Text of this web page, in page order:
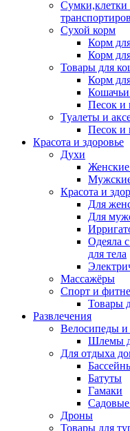
Сумки,клетки
Сухой корм
Корм
Корм
Товары для
Корм
Кошачьи
Песок и
Туалеты и
Песок и
Красота и здоровье
Духи
Красота и
Для
Для
Одеяла
для тела
Массажёры
Спорт и
Товары
Развлечения
Велосипеды и
Шлемы
Для отдыха
Батуты
Гамаки
Дроны
Товары для